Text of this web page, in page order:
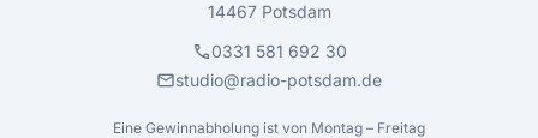
14467 Potsdam
call0331 581 692 30
mailstudio@radio-potsdam.de
Eine Gewinnabholung ist von Montag – Freitag